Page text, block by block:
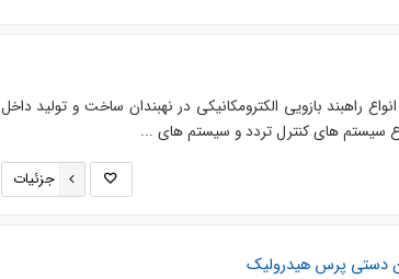
راهبند بازویی الکترومکانیکی در نهبندان ساخت و تولید داخل
سیستم های کنترل تردد و سیستم های ...
جزئیات